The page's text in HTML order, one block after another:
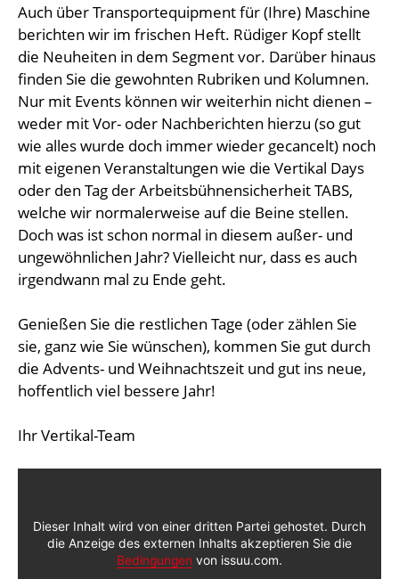
Auch über Transportequipment für (Ihre) Maschine
berichten wir im frischen Heft. Rüdiger Kopf stellt
die Neuheiten in dem Segment vor. Darüber hinaus
finden Sie die gewohnten Rubriken und Kolumnen.
Nur mit Events können wir weiterhin nicht dienen –
weder mit Vor- oder Nachberichten hierzu (so gut
wie alles wurde doch immer wieder gecancelt) noch
mit eigenen Veranstaltungen wie die Vertikal Days
oder den Tag der Arbeitsbühnensicherheit TABS,
welche wir normalerweise auf die Beine stellen.
Doch was ist schon normal in diesem außer- und
ungewöhnlichen Jahr? Vielleicht nur, dass es auch
irgendwann mal zu Ende geht.
Genießen Sie die restlichen Tage (oder zählen Sie
sie, ganz wie Sie wünschen), kommen Sie gut durch
die Advents- und Weihnachtszeit und gut ins neue,
hoffentlich viel bessere Jahr!
Ihr Vertikal-Team
Dieser Inhalt wird von einer dritten Partei gehostet. Durch
die Anzeige des externen Inhalts akzeptieren Sie die
Bedingungen von issuu.com.